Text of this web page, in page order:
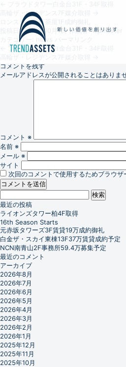
高輪ザ・レジデンス7F媒介取得
ロンスター三軒茶屋1F成約御礼
投稿日: 2014年10月1日 作成者: wpmaster
カテゴリー:
news
プラウドタワー白金台31F・34F取得
コメントを残す
メールアドレスが公開されることはありませ
コメント ※
名前 ※
メール ※
サイト
次回のコメントで使用するためブラウザ
検
索:
最近の投稿
ライオンズタワー柏4F取得
16th Season Starts
元赤坂タワーズ3F賃貸19万成約御礼
白金ザ・スカイ東棟13F37万賃貸成約予定
NCN南青山2F事務所59.4万募集予定
最近のコメント
アーカイブ
2026年8月
2026年7月
2026年6月
2026年5月
2026年4月
2026年3月
2026年2月
2026年1月
2025年12月
2025年11月
2025年10月